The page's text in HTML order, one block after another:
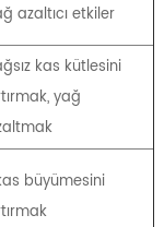
azaltıcı etkiler
kas kütlesini
yağ
büyümesini